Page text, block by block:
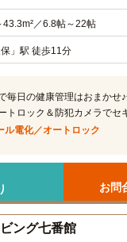
／6.8帖～22帖
」駅 徒歩11分
毎日の健康管理はおまかせ
ロック＆防犯カメラでセ
ル電化／オートロック
お問
ング七番館